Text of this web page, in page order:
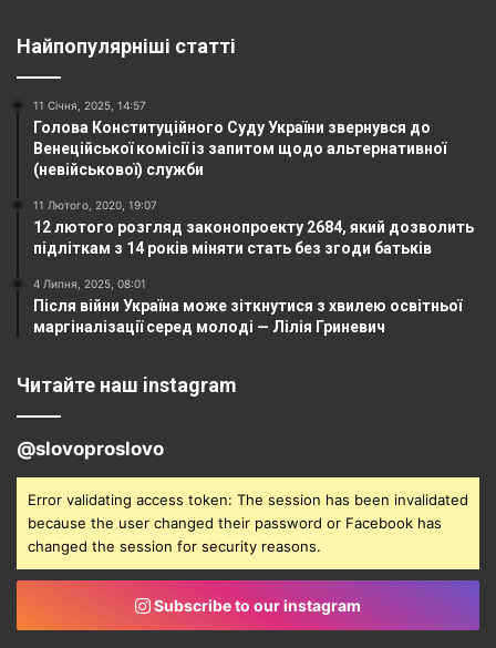
Найпопулярніші статті
11 Січня, 2025, 14:57
Голова Конституційного Суду України звернувся до
Венеційської комісії із запитом щодо альтернативної
(невійськової) служби
11 Лютого, 2020, 19:07
12 лютого розгляд законопроекту 2684, який дозволить
підліткам з 14 років міняти стать без згоди батьків
4 Липня, 2025, 08:01
Після війни Україна може зіткнутися з хвилею освітньої
маргіналізації серед молоді — Лілія Гриневич
Читайте наш instagram
@slovoproslovo
Error validating access token: The session has been invalidated
because the user changed their password or Facebook has
changed the session for security reasons.
Subscribe to our instagram